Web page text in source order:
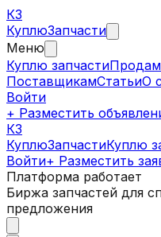
КЗ
КуплюЗапчасти
Меню
Куплю запчастиПродам
ПоставщикамСтатьиО
Войти
+ Разместить
КЗ
КуплюЗапчастиКуплю
Войти+ Разместить
Платформа работает
Биржа запчастей для
предложения